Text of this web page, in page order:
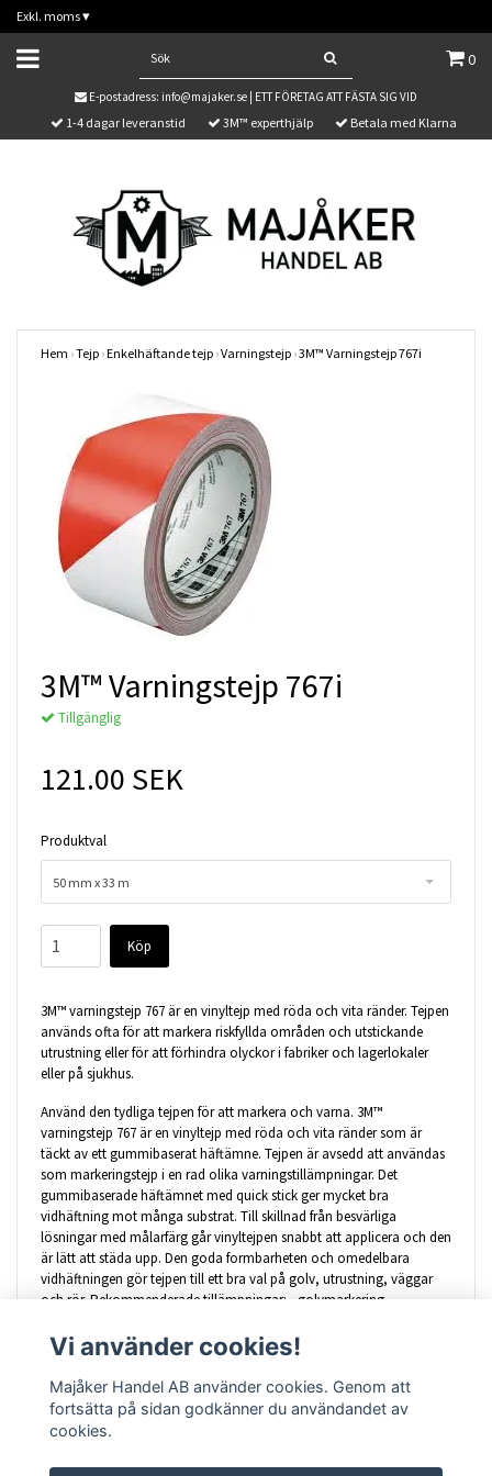
Exkl. moms▾
0
E-postadress: info@majaker.se | ETT FÖRETAG ATT FÄSTA SIG VID
1-4 dagar leveranstid 3M™ experthjälp Betala med Klarna
Hem ›Tejp ›Enkelhäftande tejp ›Varningstejp ›3M™ Varningstejp 767i
3M™ Varningstejp 767i
Tillgänglig
121.00 SEK
Produktval
50 mm x 33 m
Köp
3M™ varningstejp 767 är en vinyltejp med röda och vita ränder. Tejpen
används ofta för att markera riskfyllda områden och utstickande
utrustning eller för att förhindra olyckor i fabriker och lagerlokaler
eller på sjukhus.
Använd den tydliga tejpen för att markera och varna. 3M™
varningstejp 767 är en vinyltejp med röda och vita ränder som är
täckt av ett gummibaserat häftämne. Tejpen är avsedd att användas
som markeringstejp i en rad olika varningstillämpningar. Det
gummibaserade häftämnet med quick stick ger mycket bra
vidhäftning mot många substrat. Till skillnad från besvärliga
lösningar med målarfärg går vinyltejpen snabbt att applicera och den
är lätt att städa upp. Den goda formbarheten och omedelbara
vidhäftningen gör tejpen till ett bra val på golv, utrustning, väggar
och rör. Rekommenderade tillämpningar: • golvmarkering •
spillytor • säkerhetsmarkering. Tydliga färger i svåra miljöer Tejpens
slitstyrka gör den lämpad för markering av utrustning och delar.
Tejpen är dessutom enkel att ta bort, vilket gör den till ett snabbare,
billigare och mer mångsidigt alternativ till att måla markeringarna.
Vi använder cookies!
Majåker Handel AB använder cookies. Genom att
fortsätta på sidan godkänner du användandet av
cookies.